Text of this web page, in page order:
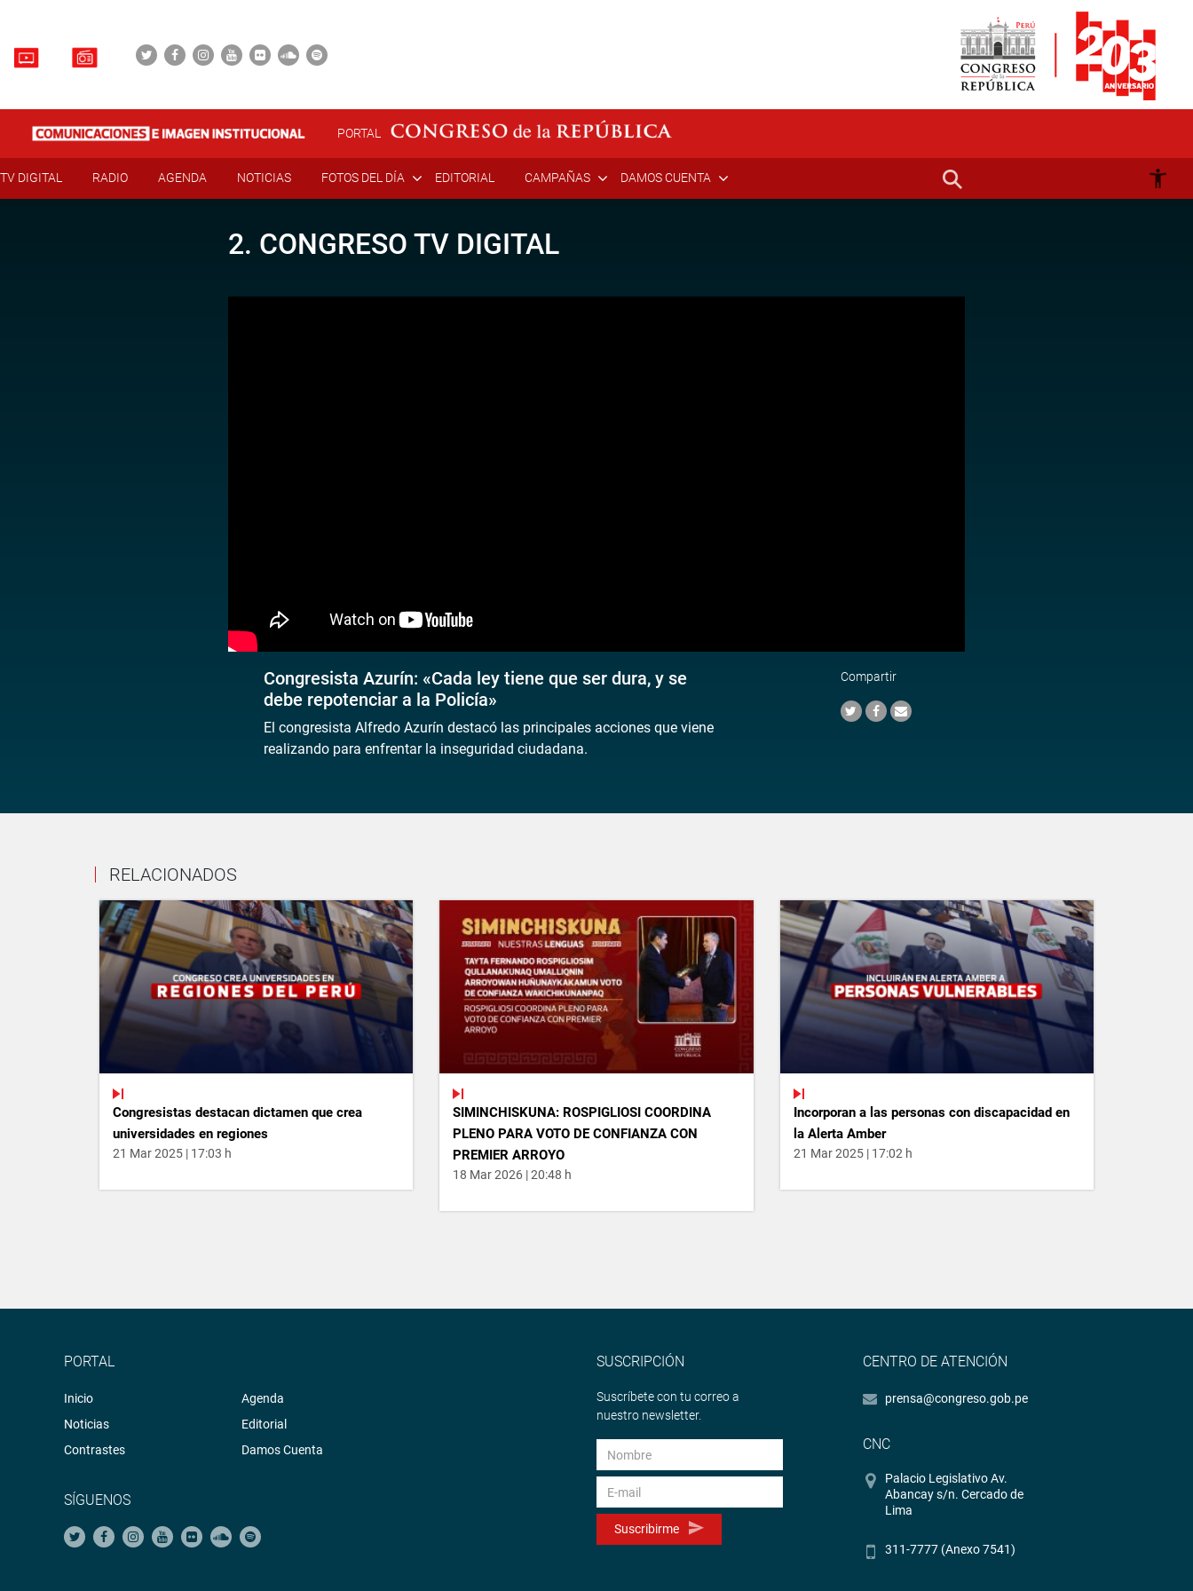
PORTAL
TV DIGITAL RADIO AGENDA NOTICIAS FOTOS DEL DÍA EDITORIAL CAMPAÑAS DAMOS CUENTA
2. CONGRESO TV DIGITAL
Congresista Azurín: «Cada ley tiene que ser dura, y se
debe repotenciar a la Policía»
El congresista Alfredo Azurín destacó las principales acciones que viene
realizando para enfrentar la inseguridad ciudadana.
Compartir
RELACIONADOS
Congresistas destacan dictamen que crea
universidades en regiones
21 Mar 2025 | 17:03 h
SIMINCHISKUNA: ROSPIGLIOSI COORDINA
PLENO PARA VOTO DE CONFIANZA CON
PREMIER ARROYO
18 Mar 2026 | 20:48 h
Incorporan a las personas con discapacidad en
la Alerta Amber
21 Mar 2025 | 17:02 h
PORTAL
Inicio
Noticias
Contrastes
Agenda
Editorial
Damos Cuenta
SÍGUENOS
SUSCRIPCIÓN
Suscríbete con tu correo a
nuestro newsletter.
Suscribirme
CENTRO DE ATENCIÓN
prensa@congreso.gob.pe
CNC
Palacio Legislativo Av.
Abancay s/n. Cercado de
Lima
311-7777 (Anexo 7541)